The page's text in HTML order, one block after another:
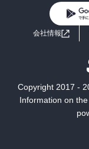
ライトノベル
ミステリー
よくあるご質問
会社情報
Copyright 2017 -
Information on